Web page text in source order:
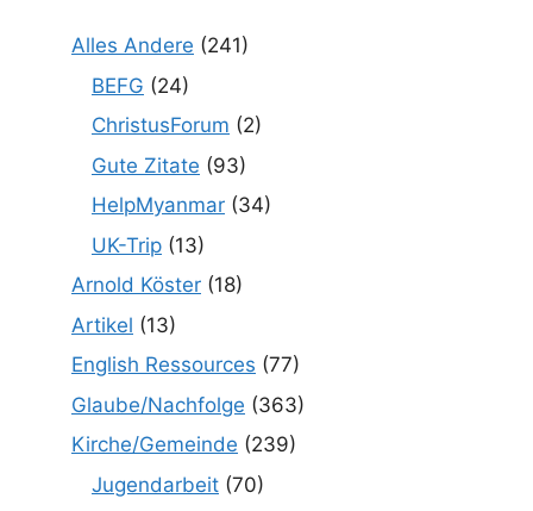
Alles Andere (241)
BEFG (24)
ChristusForum (2)
Gute Zitate (93)
HelpMyanmar (34)
UK-Trip (13)
Arnold Köster (18)
Artikel (13)
English Ressources (77)
Glaube/Nachfolge (363)
Kirche/Gemeinde (239)
Jugendarbeit (70)